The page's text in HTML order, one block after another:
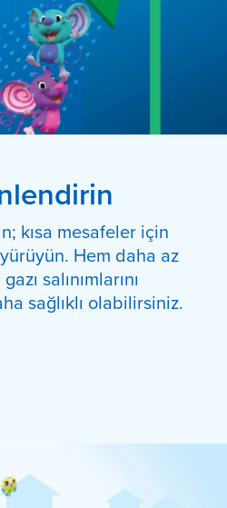
kısa mesafeler için
Hem daha az
salınımlarını
sağlıklı olabilirsiniz.